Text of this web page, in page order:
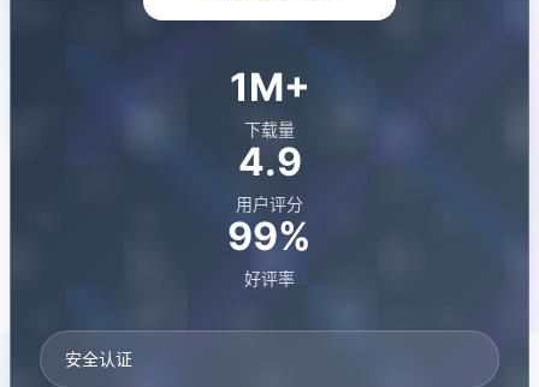
1M+
下载量
4.9
用户评分
99%
好评率
安全认证